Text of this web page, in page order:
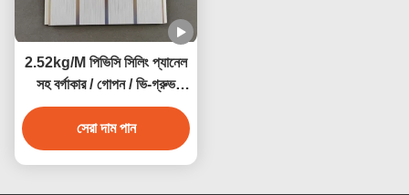
2.52kg/M পিভিসি সিলিং প্যানেল
সহ বর্গাকার / গোপন / ভি-গ্রুভ
প্রান্তের আর্দ্রতা প্রতিরোধের
সেরা দাম পান